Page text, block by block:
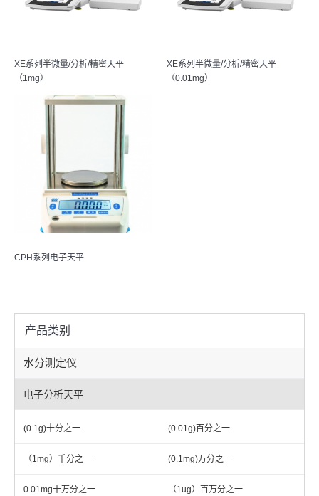
XE系列半微量/分析/精密天平
（1mg）
XE系列半微量/分析/精密天平
（0.01mg）
CPH系列电子天平
产品类别
水分测定仪
电子分析天平
(0.1g)十分之一 (0.01g)百分之一
（1mg）千分之一 (0.1mg)万分之一
0.01mg十万分之一 （1ug）百万分之一